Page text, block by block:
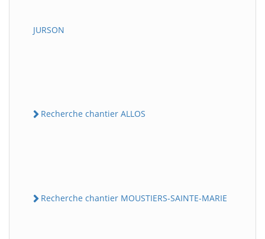
JURSON
Recherche chantier ALLOS
Recherche chantier MOUSTIERS-SAINTE-MARIE